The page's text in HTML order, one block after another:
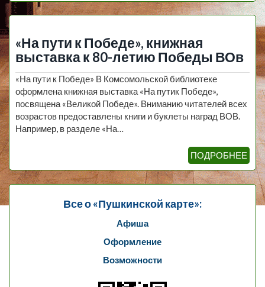
«На пути к Победе», книжная
выставка к 80-летию Победы ВОв
«На пути к Победе» В Комсомольской библиотеке
оформлена книжная выставка «На путик Победе»,
посвящена «Великой Победе». Вниманию читателей всех
возрастов предоставлены книги и буклеты наград ВОВ.
Например, в разделе «На…
ПОДРОБНЕЕ
Все о «Пушкинской карте»:
Афиша
Оформление
Возможности